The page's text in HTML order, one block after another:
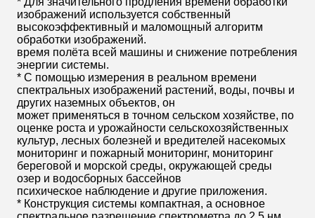
изображений используется собственный
высокоэффективный и маломощный алгоритм
обработки изображений.
время полёта всей машины и снижение потребления
энергии системы.
* С помощью измерения в реальном времени
спектральных изображений растений, воды, почвы и
других наземных объектов, он
может применяться в точном сельском хозяйстве, по
оценке роста и урожайности сельскохозяйственных
культур, лесных болезней и вредителей насекомых
мониторинг и пожарный мониторинг, мониторинг
береговой и морской среды, окружающей среды
озер и водосборных бассейнов
психическое наблюдение и другие приложения.
* Конструкция системы компактная, а основное